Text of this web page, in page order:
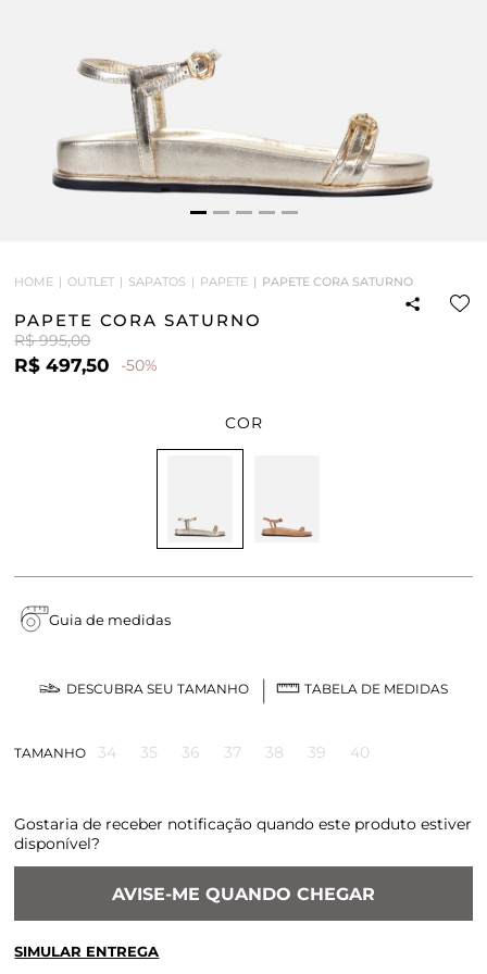
HOME OUTLET SAPATOS PAPETE PAPETE CORA SATURNO
PAPETE CORA SATURNO
R$ 995,00
R$ 497,50 -50%
COR
Guia de medidas
DESCUBRA SEU TAMANHO TABELA DE MEDIDAS
TAMANHO 34 35 36 37 38 39 40
Gostaria de receber notificação quando este produto estiver
disponível?
AVISE-ME QUANDO CHEGAR
SIMULAR ENTREGA